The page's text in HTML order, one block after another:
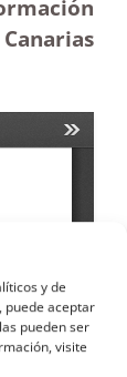
y de
puede aceptar
pueden ser
visite